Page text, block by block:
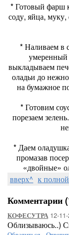
* Готовый фарш
соду, яйца,
* Наливаем в
выкладываем
оладьи до
на бумажное
* Готовим
порезаем
* Даем
промазав
«двойные»
вверх^ к
Комментарии
КОФЕСУТРА 12-
Облизываюсь..)